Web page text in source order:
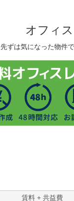
オフィ
先ずは気になった物件
賃料 + 共益費